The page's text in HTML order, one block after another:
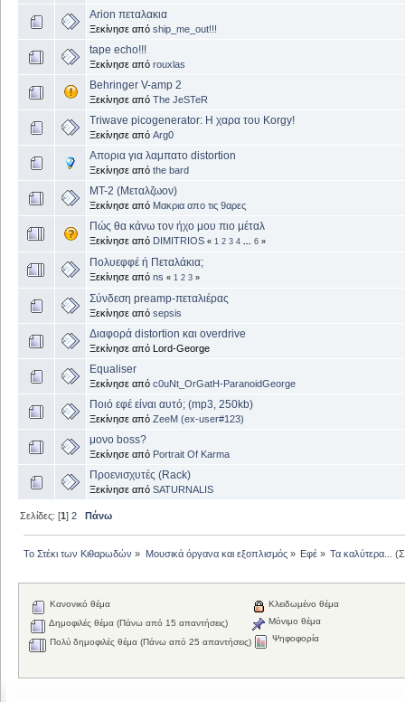
Αrion πεταλακια
Ξεκίνησε από ship_me_out!!!
tape echo!!!
Ξεκίνησε από rouxlas
Behringer V-amp 2
Ξεκίνησε από The JeSTeR
Triwave picogenerator: Η χαρα του Κorgy!
Ξεκίνησε από Arg0
Απορια για λαμπατο distortion
Ξεκίνησε από the bard
MT-2 (Μεταλζωον)
Ξεκίνησε από Μακρια απο τις 9αρες
Πώς θα κάνω τον ήχο μου πιο μέταλ
Ξεκίνησε από DIMITRIOS « 1 2 3 4 6 »
Πολυεφφέ ή Πεταλάκια;
Ξεκίνησε από ns « 1 2 3 »
Σύνδεση preamp-πεταλιέρας
Ξεκίνησε από sepsis
Διαφορά distortion και overdrive
Ξεκίνησε από Lord-George
Equaliser
Ξεκίνησε από c0uNt_OrGatH-ParanoidGeorge
Ποιό εφέ είναι αυτό; (mp3, 250kb)
Ξεκίνησε από ZeeM (ex-user#123)
μονο boss?
Ξεκίνησε από Portrait Of Karma
Προενισχυτές (Rack)
Ξεκίνησε από SATURNALIS
Σελίδες: [1]2 Πάνω
Το Στέκι των Κιθαρωδών » Μουσικά όργανα και εξοπλισμός» Εφέ» Τα καλύτερα...
Κανονικό θέμα
Δημοφιλές θέμα (Πάνω από 15 απαντήσεις)
Πολύ δημοφιλές θέμα (Πάνω από 25 απαντήσεις)
Κλειδωμένο θέμα
Μόνιμο θέμα
Ψηφοφορία